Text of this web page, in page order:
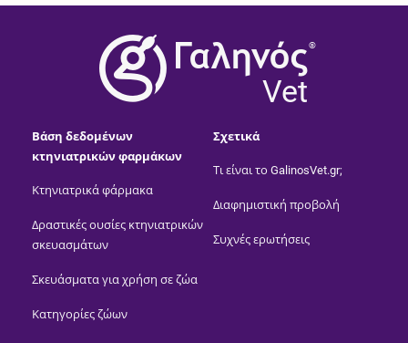
®
Vet
Βάση δεδομένων
κτηνιατρικών φαρμάκων
Κτηνιατρικά φάρμακα
Δραστικές ουσίες κτηνιατρικών
σκευασμάτων
Σκευάσματα για χρήση σε ζώα
Κατηγορίες ζώων
Σχετικά
Τι είναι το GalinosVet.gr;
Διαφημιστική προβολή
Συχνές ερωτήσεις